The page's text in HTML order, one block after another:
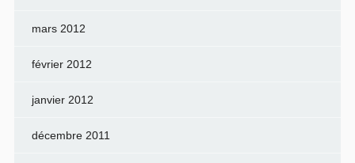
mars 2012
février 2012
janvier 2012
décembre 2011